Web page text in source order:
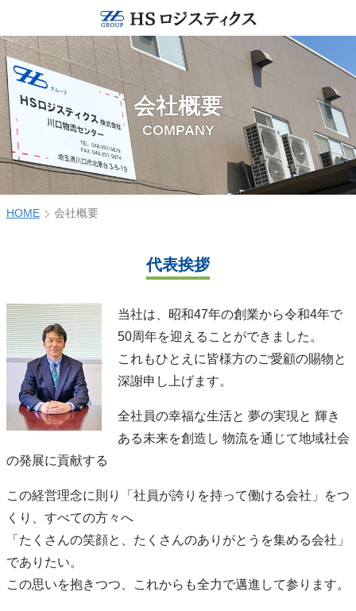
会社概要
COMPANY
HOME 会社概要
代表挨拶
当社は、昭和47年の創業から令和4年で
50周年を迎えることができました。
これもひとえに皆様方のご愛顧の賜物と
深謝申し上げます。
全社員の幸福な生活と 夢の実現と 輝き
ある未来を創造し 物流を通じて地域社会
の発展に貢献する
この経営理念に則り「社員が誇りを持って働ける会社」をつ
くり、すべての方々へ
「たくさんの笑顔と、たくさんのありがとうを集める会社」
でありたい。
この思いを抱きつつ、これからも全力で邁進して参ります。